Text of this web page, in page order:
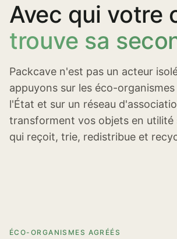
Avec qui votre
trouve sa
Packcave n'est pas un acteur
appuyons sur les éco-
l'État et sur un réseau
transforment vos objets en utilité
qui reçoit, trie, redistribue et
ÉCO-ORGANISMES AGRÉÉS